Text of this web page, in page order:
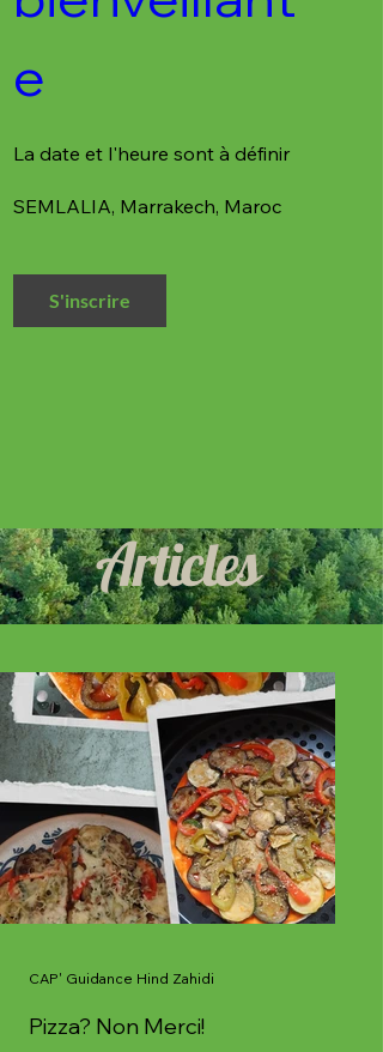
e
La date et l'heure sont à définir
SEMLALIA, Marrakech, Maroc
S'inscrire
Articles
Pizza? Non Merci!
CAP' Guidance Hind Zahidi